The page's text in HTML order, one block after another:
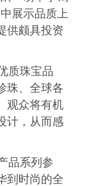
展示品质上
供颇具投资
质珠宝品
珠、全球各
观众将有机
计，从而感
品系列参
到时尚的全